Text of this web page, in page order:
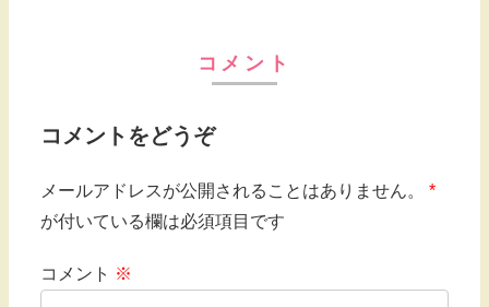
コメント
コメントをどうぞ
メールアドレスが公開されることはありません。
*
が付いている欄は必須項目です
コメント ※